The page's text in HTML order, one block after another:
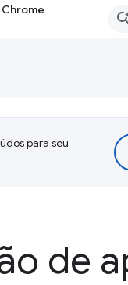
para seu
de